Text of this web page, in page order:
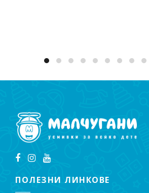
ПОЛЕЗНИ ЛИНКОВЕ